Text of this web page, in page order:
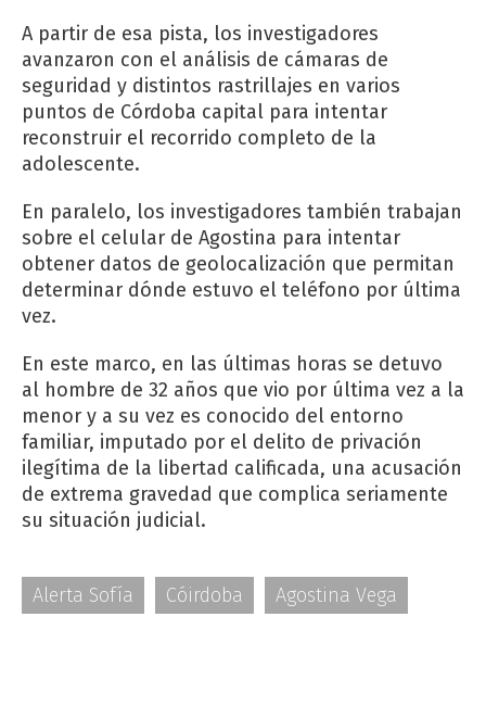
A partir de esa pista, los investigadores
avanzaron con el análisis de cámaras de
seguridad y distintos rastrillajes en varios
puntos de Córdoba capital para intentar
reconstruir el recorrido completo de la
adolescente.
En paralelo, los investigadores también trabajan
sobre el celular de Agostina para intentar
obtener datos de geolocalización que permitan
determinar dónde estuvo el teléfono por última
vez.
En este marco, en las últimas horas se detuvo
al hombre de 32 años que vio por última vez a la
menor y a su vez es conocido del entorno
familiar, imputado por el delito de privación
ilegítima de la libertad calificada, una acusación
de extrema gravedad que complica seriamente
su situación judicial.
Alerta Sofía Cóirdoba Agostina Vega